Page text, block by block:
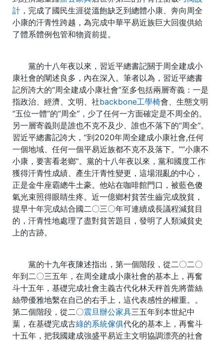
計 ，完成了國民生涯從溫飽缺乏到總體小康、奔向周全
小康的汗青性跨越，為完成中華平易近族巨大回復供給
了體系體例包管和物資前提。
黨的十八年夜以來， 習近平總書記關于周全建成小
康社會的闡述良多，內在深入。筆者以為， 習近平總書
記所誇大的“周全建成小康社會”至多包括兩層寄義：一是
指政治、經濟、文明、社backbone工學椅會、生態文明
“五位一體”的“周全”，少了任何一方面確定是不周全的。
另一層寄義則是誰也不克不及少、誰也不落下的“周全”。
習近平總書記誇大，“到2020年周全建成小康社會,任何
一個地域、任何一個平易近族都不克不及落下。”“小康不
小康，要害看老鄉”。黨的十八年夜以來，黨和國度工作
獲得汗青性成績、產生汗青性變更，這場混亂的中心，
正是金牛座霸總牛土豪。他站在咖啡館門口，被藍色傻
氣光束照得眼睛生疼。近一億鄉村貧苦生齒完成脫貧，
提早十年完成結合國二〇三〇年可連續成長議程減貧目
的，汗青性地處理了盡對貧苦題目，發明了人類減貧史
上的古跡。
黨的十九年夜陳述指出，第一個階段，從二〇二〇
年到二〇三五年，在周全建成小康社會的基本上，再奮
斗十五年，基礎完成社會主義古代化林天秤首先將蕾絲
絲帶優雅地繫在自己的右手上，這代表感性的權重。。
第二個階段，從二〇震旦辦公家具三五年到本世紀中
葉，在基礎完成古綠的系統傢俱代化的基本上，再奮斗
十五年，把我國建成強盛平易近主文明協調漂亮的社會